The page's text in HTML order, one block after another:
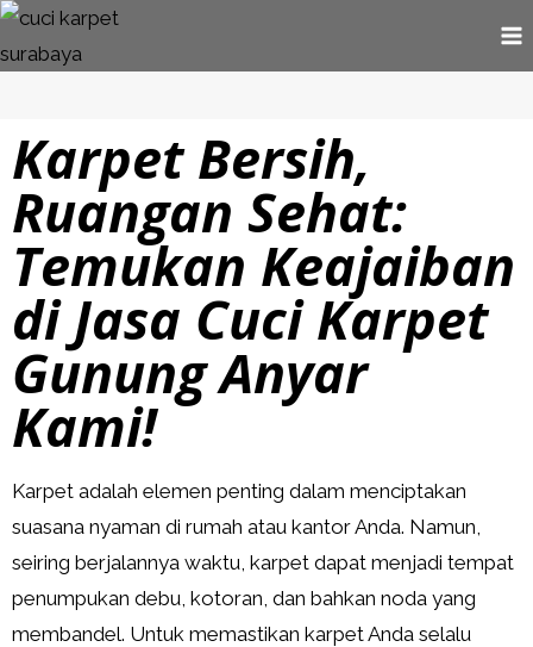
Karpet Bersih,
Ruangan Sehat:
Temukan Keajaiban
di Jasa Cuci Karpet
Gunung Anyar
Kami!
Karpet adalah elemen penting dalam menciptakan
suasana nyaman di rumah atau kantor Anda. Namun,
seiring berjalannya waktu, karpet dapat menjadi tempat
penumpukan debu, kotoran, dan bahkan noda yang
membandel. Untuk memastikan karpet Anda selalu